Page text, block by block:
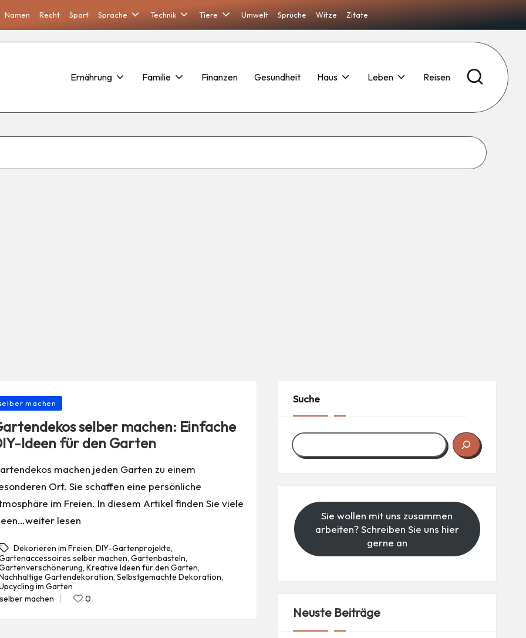
Namen Recht Sport Sprache Technik Tiere Umwelt Sprüche Witze Zitate
Ernährung Familie Finanzen Gesundheit Haus Leben Reisen
machen
selber machen: Einfache
Ideen für den Garten
machen jeden Garten zu einem
Ort. Sie schaffen eine persönliche
im Freien. In diesem Artikel finden Sie viele
lesen
Dekorieren im Freien,DIY-Gartenprojekte,
selber machen, Gartenbasteln,
, Kreative Ideen für den Garten,
Gartendekoration, Selbstgemachte Dekoration,
im Garten
machen 0
Suche
Sie wollen mit uns zusammen
arbeiten? Schreiben Sie uns hier
gerne an
Neuste Beiträge